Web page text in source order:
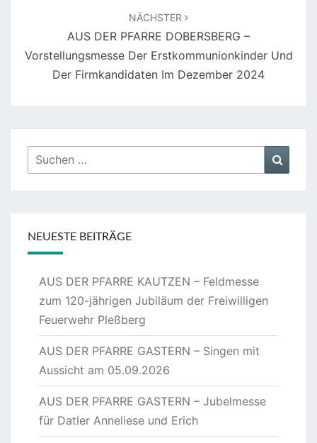
NÄCHSTER
AUS DER PFARRE DOBERSBERG –
Vorstellungsmesse Der Erstkommunionkinder Und
Der Firmkandidaten Im Dezember 2024
Suchen
nach:
NEUESTE BEITRÄGE
AUS DER PFARRE KAUTZEN – Feldmesse
zum 120-jährigen Jubiläum der Freiwilligen
Feuerwehr Pleßberg
AUS DER PFARRE GASTERN – Singen mit
Aussicht am 05.09.2026
AUS DER PFARRE GASTERN – Jubelmesse
für Datler Anneliese und Erich